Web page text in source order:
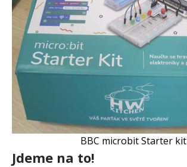
BBC microbit Starter kit
Jdeme na to!